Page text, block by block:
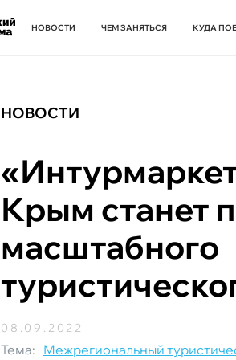
НОВОСТИ ЧЕМ ЗАНЯТЬСЯ КУДА
НОВОСТИ
Крым станет
масштабного
08.09.2022
Тема: Межрегиональный